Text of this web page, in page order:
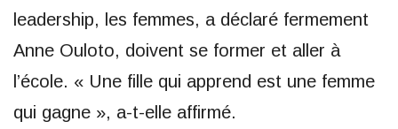
leadership, les femmes, a déclaré fermement
Anne Ouloto, doivent se former et aller à
l’école. « Une fille qui apprend est une femme
qui gagne », a-t-elle affirmé.